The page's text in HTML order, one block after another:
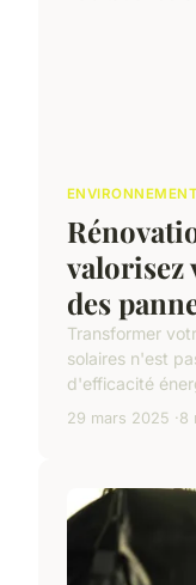
valorisez
des
Transformer
solaires n'est
d'efficacité
29 mars 2025 8